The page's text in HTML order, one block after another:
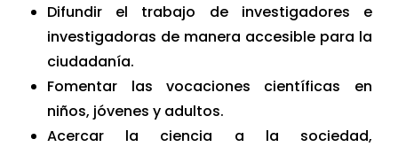
Difundir el trabajo de investigadores e
investigadoras de manera accesible para la
ciudadanía.
Fomentar las vocaciones científicas en
niños, jóvenes y adultos.
Acercar la ciencia a la sociedad,